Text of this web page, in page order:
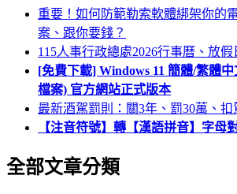
重要！如何防範勒索軟體綁架你的
案、跟你要錢？
115人事行政總處2026行事曆、放假
[免費下載] Windows 11 簡體/繁體
檔案) 官方網站正式版本
最新酒駕罰則：關3年、罰30萬、扣
【注音符號】轉【漢語拼音】字母
全部文章分類